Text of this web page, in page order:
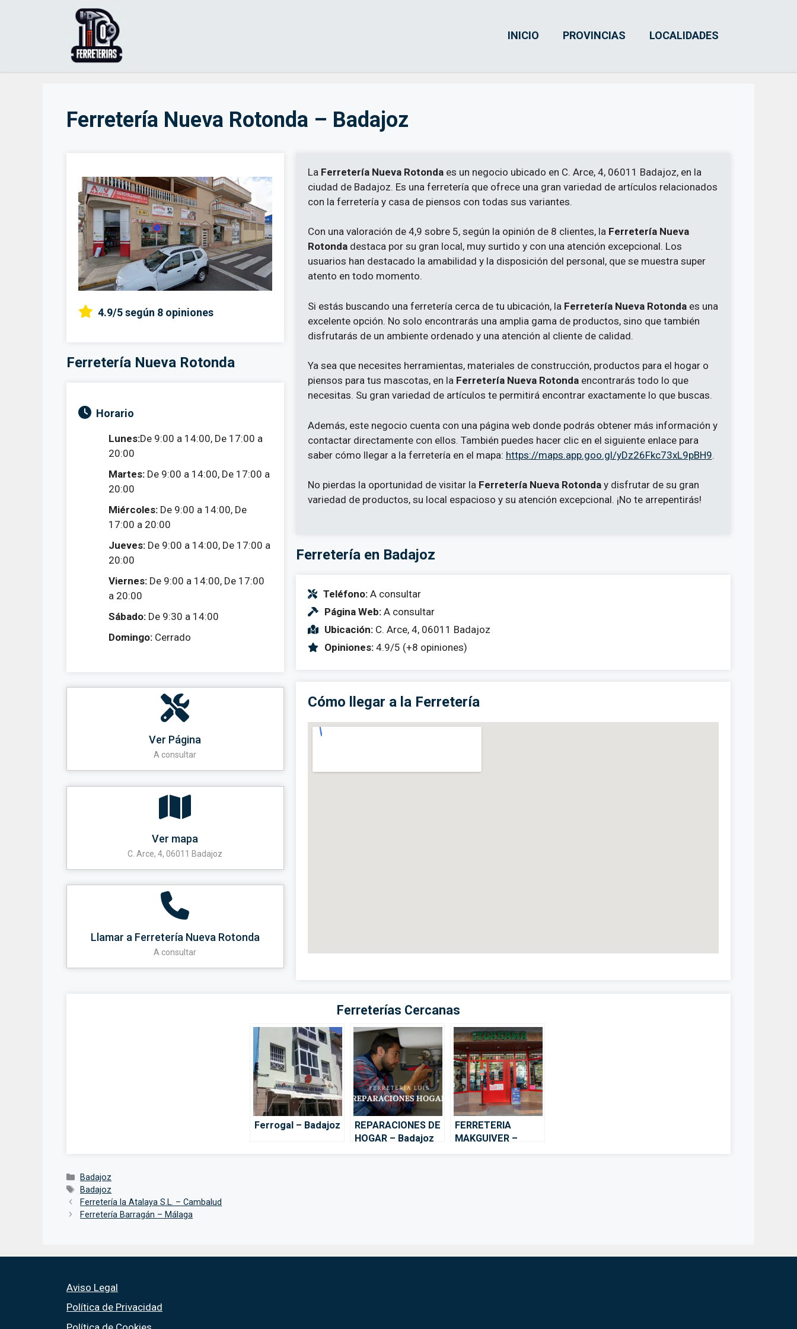
INICIO PROVINCIAS LOCALIDADES
Ferretería Nueva Rotonda – Badajoz
4.9/5según 8 opiniones
Ferretería Nueva Rotonda
Horario
Lunes:De 9:00 a 14:00, De 17:00 a
20:00
Martes: De 9:00 a 14:00, De 17:00 a
20:00
Miércoles: De 9:00 a 14:00, De
17:00 a 20:00
Jueves: De 9:00 a 14:00, De 17:00 a
20:00
Viernes: De 9:00 a 14:00, De 17:00
a 20:00
Sábado: De 9:30 a 14:00
Domingo: Cerrado
Ver Página
A consultar
Ver mapa
C. Arce, 4, 06011 Badajoz
Llamar a Ferretería Nueva Rotonda
A consultar
La Ferretería Nueva Rotondaes un negocio ubicado en C. Arce, 4, 06011 Badajoz, en la
ciudad de Badajoz. Es una ferretería que ofrece una gran variedad de artículos relacionados
con la ferretería y casa de piensos con todas sus variantes.
Con una valoración de 4,9 sobre 5, según la opinión de 8 clientes, la Ferretería Nueva
Rotondadestaca por su gran local, muy surtido y con una atención excepcional. Los
usuarios han destacado la amabilidad y la disposición del personal, que se muestra super
atento en todo momento.
Si estás buscando una ferretería cerca de tu ubicación, la Ferretería Nueva Rotondaes una
excelente opción. No solo encontrarás una amplia gama de productos, sino que también
disfrutarás de un ambiente ordenado y una atención al cliente de calidad.
Ya sea que necesites herramientas, materiales de construcción, productos para el hogar o
piensos para tus mascotas, en la Ferretería Nueva Rotondaencontrarás todo lo que
necesitas. Su gran variedad de artículos te permitirá encontrar exactamente lo que buscas.
Además, este negocio cuenta con una página web donde podrás obtener más información y
contactar directamente con ellos. También puedes hacer clic en el siguiente enlace para
saber cómo llegar a la ferretería en el mapa: https://maps.app.goo.gl/yDz26Fkc73xL9pBH9.
No pierdas la oportunidad de visitar la Ferretería Nueva Rotonday disfrutar de su gran
variedad de productos, su local espacioso y su atención excepcional. ¡No te arrepentirás!
Ferretería en Badajoz
Teléfono:A consultar
Página Web:A consultar
Ubicación:C. Arce, 4, 06011 Badajoz
Opiniones:4.9/5 (+8 opiniones)
Cómo llegar a la Ferretería
Ferreterías Cercanas
Ferrogal – Badajoz
REPARACIONES DE
HOGAR – Badajoz
FERRETERIA
MAKGUIVER –
Categorías
Badajoz
Etiquetas
Badajoz
Ferretería la Atalaya S.L. – Cambalud
Ferretería Barragán – Málaga
Aviso Legal
Política de Privacidad